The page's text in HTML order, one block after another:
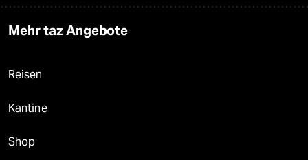
Mehr taz Angebote
Reisen
Kantine
Shop